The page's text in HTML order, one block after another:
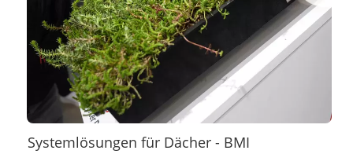
Systemlösungen für Dächer - BMI